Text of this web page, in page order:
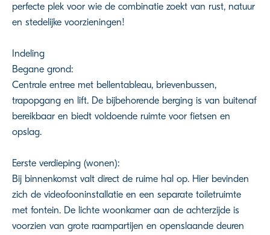
perfecte plek voor wie de combinatie zoekt van rust, natuur
en stedelijke voorzieningen!
Indeling
Begane grond:
Centrale entree met bellentableau, brievenbussen,
trapopgang en lift. De bijbehorende berging is van buitenaf
bereikbaar en biedt voldoende ruimte voor fietsen en
opslag.
Eerste verdieping (wonen):
Bij binnenkomst valt direct de ruime hal op. Hier bevinden
zich de videofooninstallatie en een separate toiletruimte
met fontein. De lichte woonkamer aan de achterzijde is
voorzien van grote raampartijen en openslaande deuren